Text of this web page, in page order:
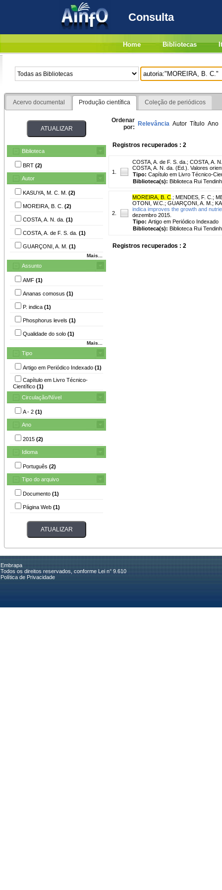
Consulta
Home Bibliotecas
Acervo documental Produção científica Coleção de periódicos
Biblioteca
BRT (2)
Autor
KASUYA, M. C. M. (2)
MOREIRA, B. C. (2)
COSTA, A. N. da. (1)
COSTA, A. de F. S. da. (1)
GUARÇONI, A. M. (1)
Mais...
Assunto
AMF (1)
Ananas comosus (1)
P. indica (1)
Phosphorus levels (1)
Qualidade do solo (1)
Mais...
Tipo
Artigo em Periódico Indexado (1)
Capítulo em Livro Técnico-
Científico (1)
Circulação/Nível
A - 2 (1)
Ano
2015 (2)
Idioma
Português (2)
Tipo do arquivo
Documento (1)
Página Web (1)
Ordenar
por: Relevância Autor Título Ano
Registros recuperados : 2
1.
COSTA, A. de F. S. da. ; COSTA, A.
COSTA, A. N. da. (Ed.). Valores
Tipo: Capítulo em Livro Técnico-
Biblioteca(s): Biblioteca Rui
2.
MOREIRA, B. C ; MENDES, F. C. ;
OTONI, W.C. ; GUARÇONI, A. M. ;
indica improves the growth and
dezembro 2015.
Tipo: Artigo em Periódico Indexado
Biblioteca(s): Biblioteca Rui
Registros recuperados : 2
Embrapa
Todos os direitos reservados, conforme Lei n° 9.610
Política de Privacidade